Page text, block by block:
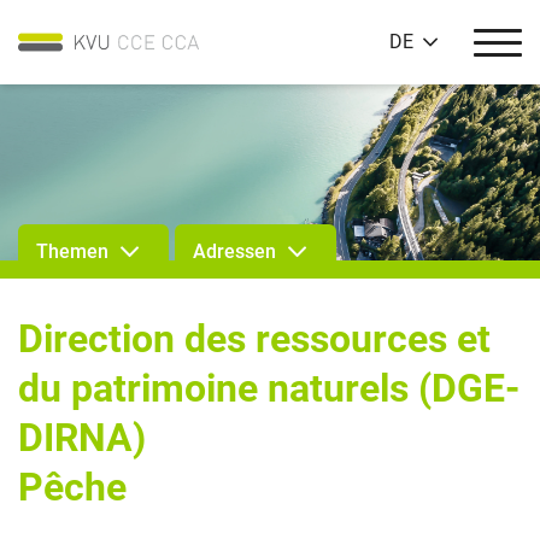
DE
Themen Adressen
Direction des ressources et
du patrimoine naturels (DGE-
DIRNA)
Pêche